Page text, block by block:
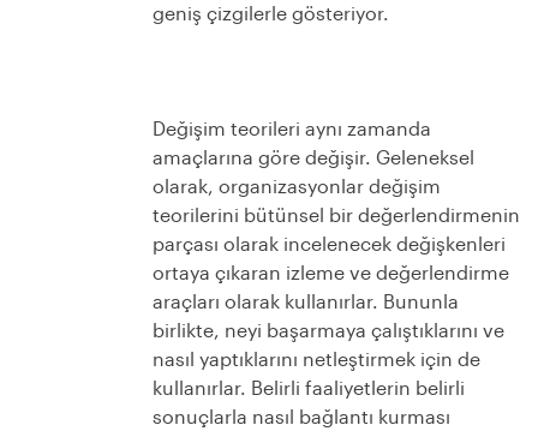
geniş çizgilerle gösteriyor.
Değişim teorileri aynı zamanda
amaçlarına göre değişir. Geleneksel
olarak, organizasyonlar değişim
teorilerini bütünsel bir değerlendirmenin
parçası olarak incelenecek değişkenleri
ortaya çıkaran izleme ve değerlendirme
araçları olarak kullanırlar. Bununla
birlikte, neyi başarmaya çalıştıklarını ve
nasıl yaptıklarını netleştirmek için de
kullanırlar. Belirli faaliyetlerin belirli
sonuçlarla nasıl bağlantı kurması